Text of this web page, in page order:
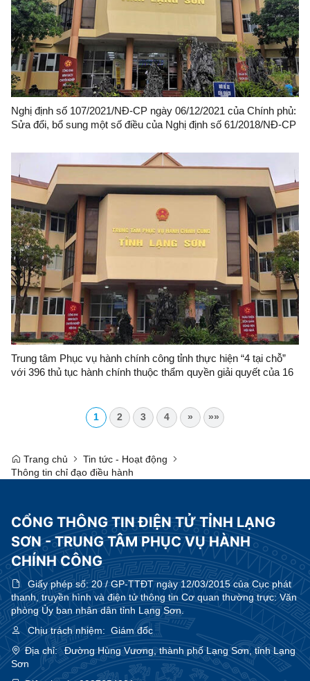
Nghị định số 107/2021/NĐ-CP ngày 06/12/2021 của Chính phủ:
Sửa đổi, bổ sung một số điều của Nghị định số 61/2018/NĐ-CP
một cửa, một cửa liên thông trong giải quyết thủ tục hành chính
Trung tâm Phục vụ hành chính công tỉnh thực hiện “4 tại chỗ”
với 396 thủ tục hành chính thuộc thẩm quyền giải quyết của 16
1 2 3 4 » »»
Trang chủ
Tin tức - Hoạt động
Thông tin chỉ đạo điều hành
CỔNG THÔNG TIN ĐIỆN TỬ TỈNH LẠNG
SƠN - TRUNG TÂM PHỤC VỤ HÀNH
CHÍNH CÔNG
Giấy phép số:20 / GP-TTĐT ngày 12/03/2015 của Cục phát
thanh, truyền hình và điện tử thông tin Cơ quan thường trực: Văn
phòng Ủy ban nhân dân tỉnh Lạng Sơn.
Chịu trách nhiệm: Giám đốc
Địa chỉ:
Đường Hùng Vương, thành phố Lạng Sơn, tỉnh Lạng
Sơn